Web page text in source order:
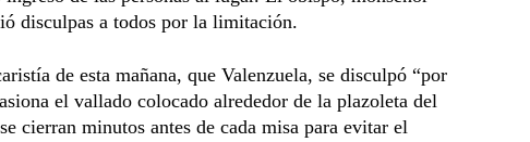
disculpas a todos por la limitación.
de esta mañana, que Valenzuela, se disculpó “por
el vallado colocado alrededor de la plazoleta del
cierran minutos antes de cada misa para evitar el